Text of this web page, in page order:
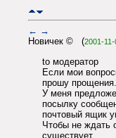
← →
Новичек © (2001-
to модератор
Если мои
прошу прощения..
У меня
посылку
почтовый ящик
Чтобы не ждать
существует.